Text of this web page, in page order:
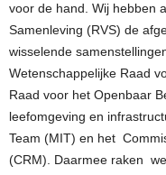
voor de hand. Wij hebben
Samenleving (RVS) de
wisselende
Wetenschappelijke Raad
Raad voor het Openbaar
leefomgeving en
Team (MIT) en het
(CRM). Daarmee raken